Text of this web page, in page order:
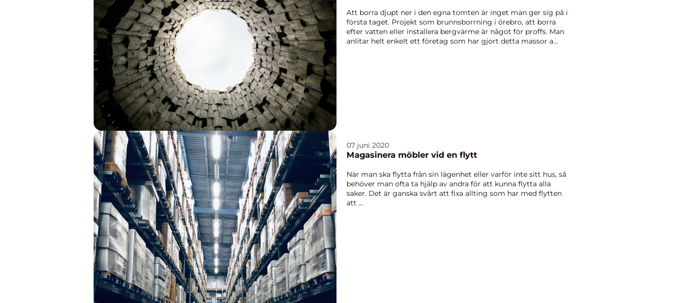
Att borra djupt ner i den egna tomten är inget man ger sig på i
första taget. Projekt som brunnsborrning i örebro, att borra
efter vatten eller installera bergvärme är något för proffs. Man
anlitar helt enkelt ett företag som har gjort detta massor a...
07 juni 2020
Magasinera möbler vid en flytt
När man ska flytta från sin lägenhet eller varför inte sitt hus, så
behöver man ofta ta hjälp av andra för att kunna flytta alla
saker. Det är ganska svårt att fixa allting som har med flytten
att ...